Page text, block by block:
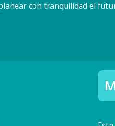
con tranquilidad el